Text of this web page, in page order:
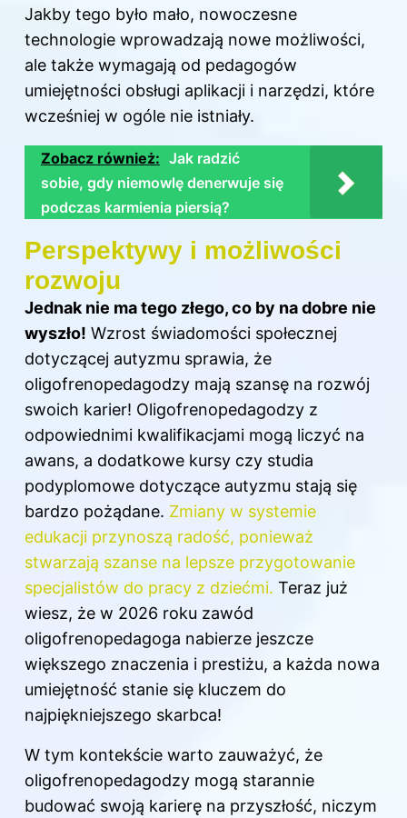
Jakby tego było mało, nowoczesne
technologie wprowadzają nowe możliwości,
ale także wymagają od pedagogów
umiejętności obsługi aplikacji i narzędzi, które
wcześniej w ogóle nie istniały.
Zobacz również: Jak radzić
sobie, gdy niemowlę denerwuje się
podczas karmienia piersią?
Perspektywy i możliwości
rozwoju
Jednak nie ma tego złego, co by na dobre nie
wyszło! Wzrost świadomości społecznej
dotyczącej autyzmu sprawia, że
oligofrenopedagodzy mają szansę na rozwój
swoich karier! Oligofrenopedagodzy z
odpowiednimi kwalifikacjami mogą liczyć na
awans, a dodatkowe kursy czy studia
podyplomowe dotyczące autyzmu stają się
bardzo pożądane. Zmiany w systemie
edukacji przynoszą radość, ponieważ
stwarzają szanse na lepsze przygotowanie
specjalistów do pracy z dziećmi. Teraz już
wiesz, że w 2026 roku zawód
oligofrenopedagoga nabierze jeszcze
większego znaczenia i prestiżu, a każda nowa
umiejętność stanie się kluczem do
najpiękniejszego skarbca!
W tym kontekście warto zauważyć, że
oligofrenopedagodzy mogą starannie
budować swoją karierę na przyszłość, niczym